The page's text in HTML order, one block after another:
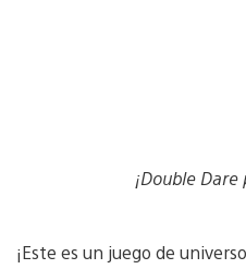
¡Double
¡Este es un juego de